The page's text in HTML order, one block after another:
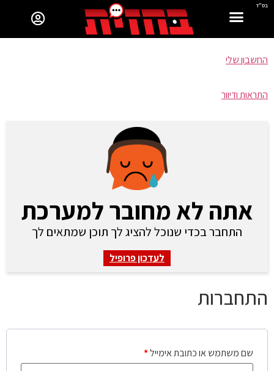
בס"ד
החשבון שלי
התראות ודיוור
אתה לא מחובר למערכת
התחבר בכדי שנוכל להציג לך תוכן שמתאים לך
לעדכון פרופיל
התחברות
שם משתמש או כתובת אימייל*